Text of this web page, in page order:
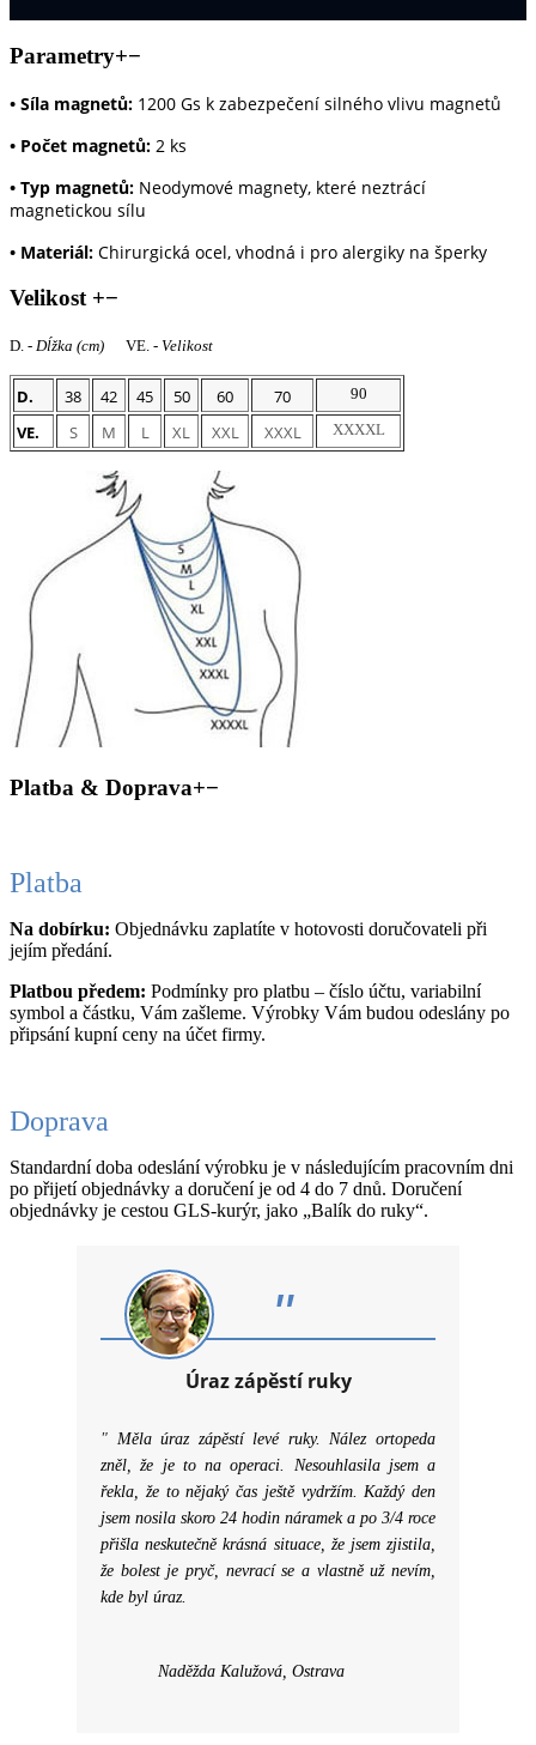
Parametry+−
• Síla magnetů: 1200 Gs k zabezpečení silného vlivu magnetů
• Počet magnetů: 2 ks
• Typ magnetů: Neodymové magnety, které neztrácí
magnetickou sílu
• Materiál: Chirurgická ocel, vhodná i pro alergiky na šperky
Velikost +−
D. - Dĺžka (cm) VE. - Velikost
D. 38 42 45 50 60 70 90
VE. S M L XL XXL XXXL XXXXL
Platba & Doprava+−
Platba
Na dobírku: Objednávku zaplatíte v hotovosti doručovateli při
jejím předání.
Platbou předem: Podmínky pro platbu – číslo účtu, variabilní
symbol a částku, Vám zašleme. Výrobky Vám budou odeslány po
připsání kupní ceny na účet firmy.
Doprava
Standardní doba odeslání výrobku je v následujícím pracovním dni
po přijetí objednávky a doručení je od 4 do 7 dnů. Doručení
objednávky je cestou GLS-kurýr, jako „Balík do ruky“.
"
Úraz zápěstí ruky
" Měla úraz zápěstí levé ruky. Nález ortopeda
zněl, že je to na operaci. Nesouhlasila jsem a
řekla, že to nějaký čas ještě vydržím. Každý den
jsem nosila skoro 24 hodin náramek a po 3/4 roce
přišla neskutečně krásná situace, že jsem zjistila,
že bolest je pryč, nevrací se a vlastně už nevím,
kde byl úraz.
Naděžda Kalužová, Ostrava